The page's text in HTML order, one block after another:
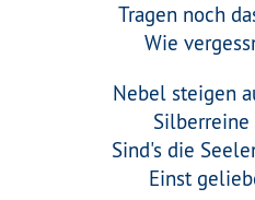
Tragen noch
Wie
Nebel steigen
Silberreine
Sind's die
Einst